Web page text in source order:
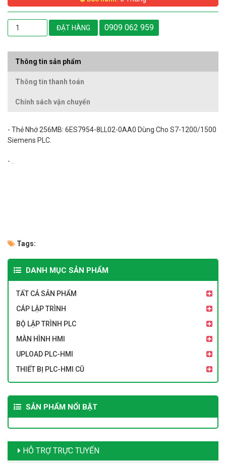
ĐẶT HÀNG 0909 062 959
Thông tin sản phẩm
Thông tin thanh toán
Chính sách vận chuyển
- Thẻ Nhớ 256MB: 6ES7954-8LL02-0AA0 Dùng Cho S7-1200/1500
Siemens PLC.
- .
Tags:
DANH MỤC SẢN PHẨM
TẤT CẢ SẢN PHẨM
CÁP LẬP TRÌNH
BỘ LẬP TRÌNH PLC
MÀN HÌNH HMI
UPLOAD PLC-HMI
THIẾT BỊ PLC-HMI CŨ
SẢN PHẨM NỔI BẬT
HỖ TRỢ TRỰC TUYẾN